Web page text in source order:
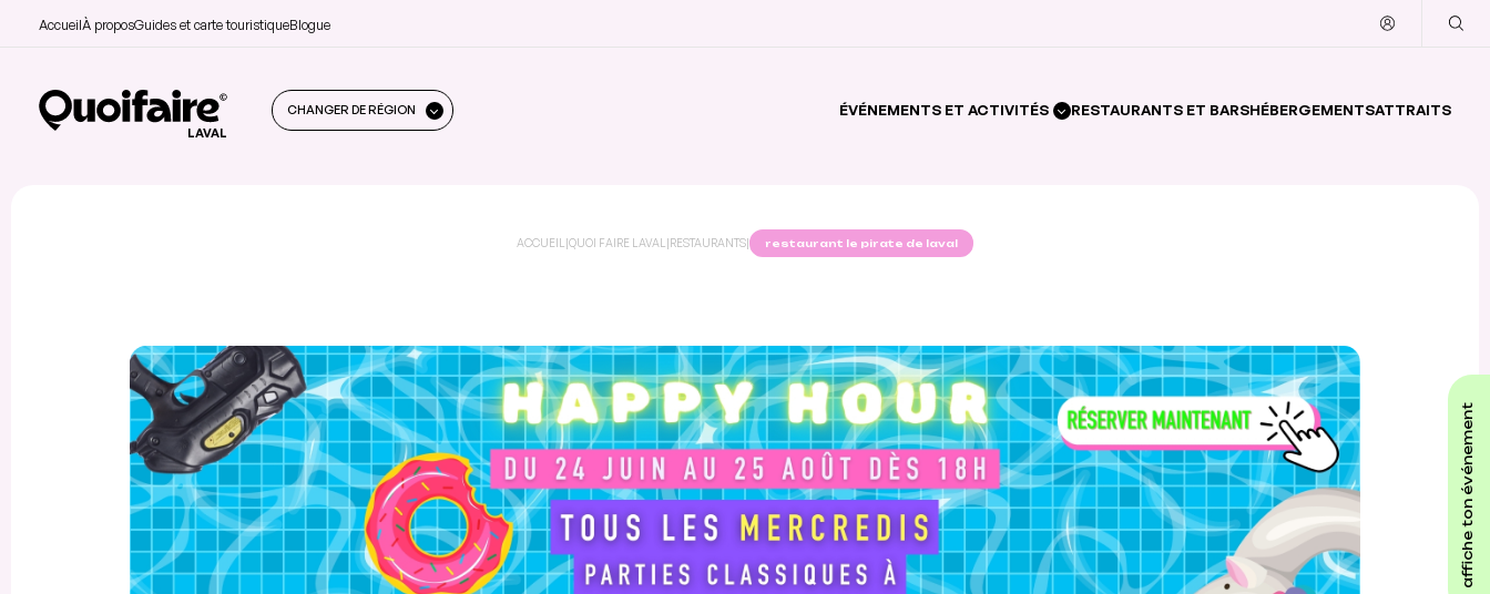
AccueilÀ proposGuides et carte touristiqueBlogue
LAVAL
CHANGER DE RÉGION ÉVÉNEMENTS ET ACTIVITÉS RESTAURANTS ET BARSHÉBERGEMENTSATTRAITS
affiche ton événement
ACCUEIL |QUOI FAIRE LAVAL |RESTAURANTS| restaurant le pirate de laval